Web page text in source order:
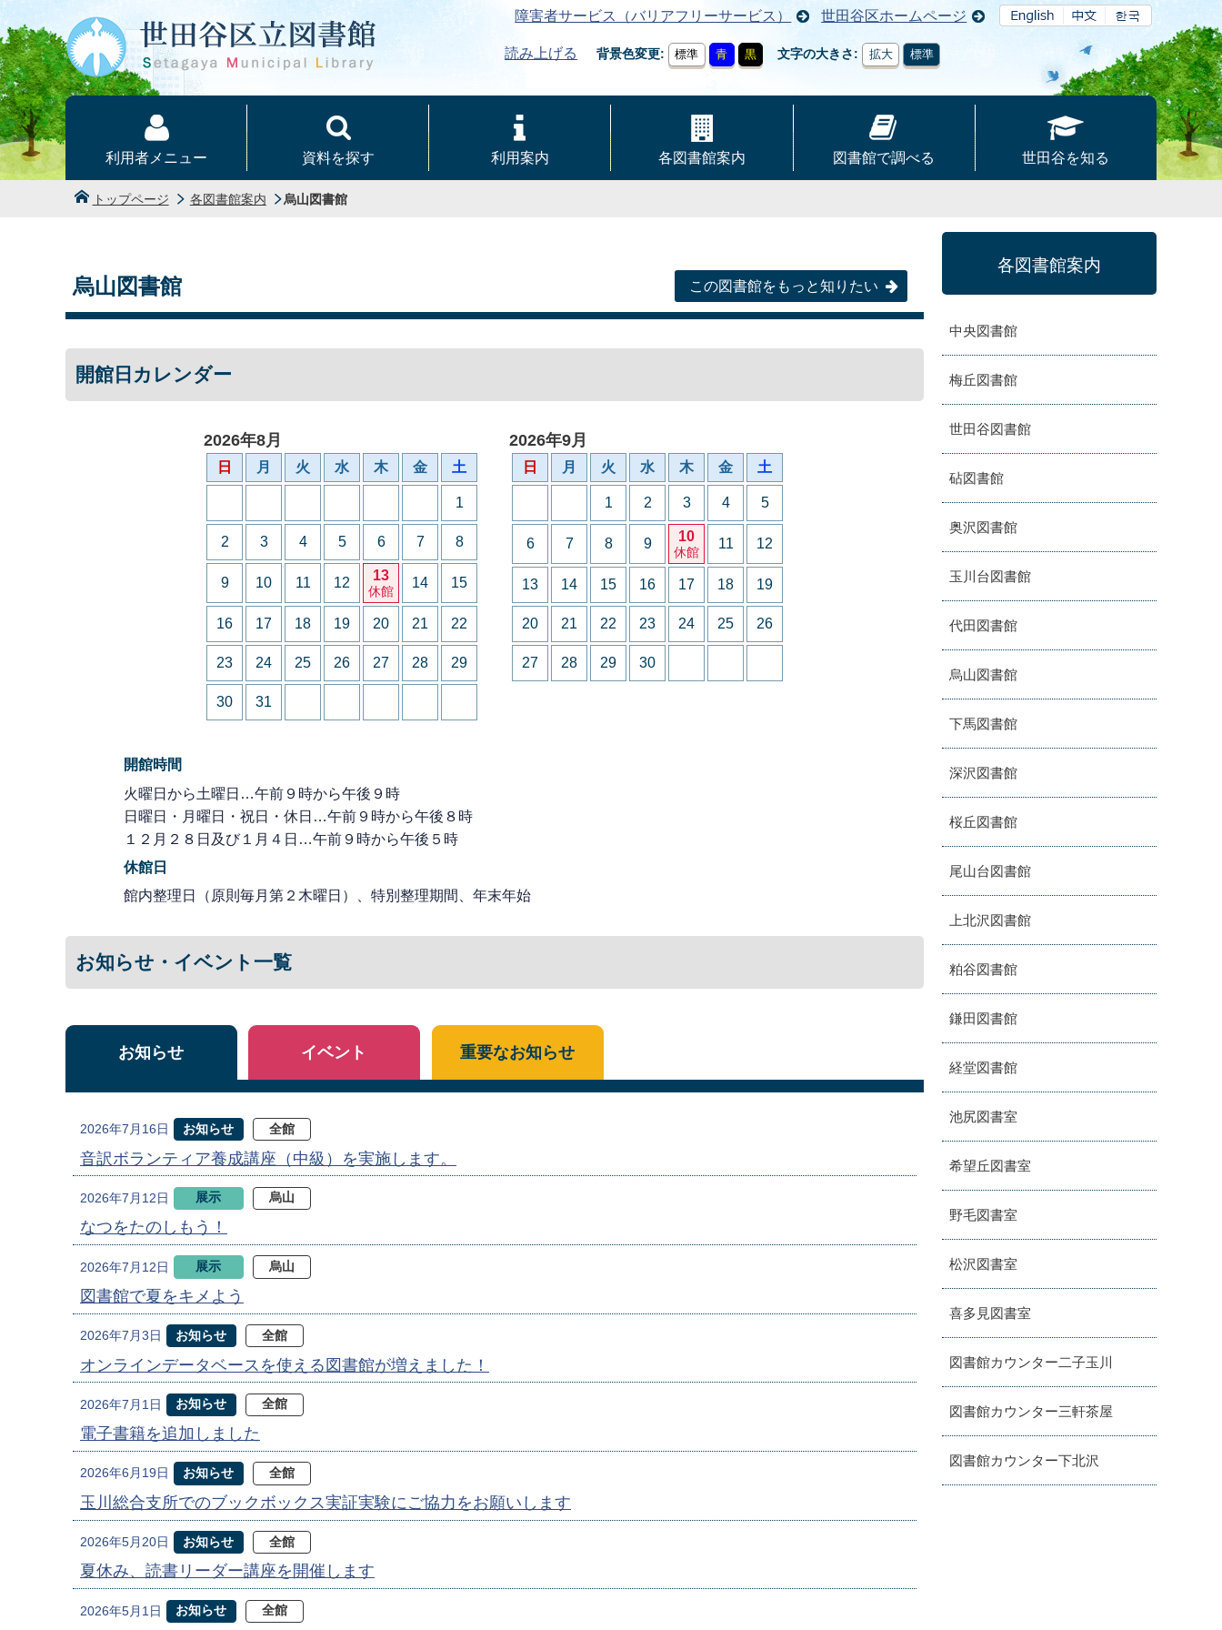
本文へ
障害者サービス（バリアフリーサービス） 世田谷区ホームページ
読み上げる 背景色変更 標準 青 黒 文字の大きさ 拡大 標準
利用者メニュー 資料を探す 利用案内 各図書館案内 図書館で調べる 世田谷を知る
トップページ 各図書館案内 烏山図書館
烏山図書館 この図書館をもっと知りたい
開館日カレンダー
2026年8月
日 月 火 水 木 金 土
1
2 3 4 5 6 7 8
9 10 11 12 13
休館
14 15
16 17 18 19 20 21 22
23 24 25 26 27 28 29
30 31
2026年9月
日 月 火 水 木 金 土
1 2 3 4 5
6 7 8 9 10
休館
11 12
13 14 15 16 17 18 19
20 21 22 23 24 25 26
27 28 29 30
開館時間
火曜日から土曜日…午前９時から午後９時
日曜日・月曜日・祝日・休日…午前９時から午後８時
１２月２８日及び１月４日…午前９時から午後５時
休館日
館内整理日（原則毎月第２木曜日）、特別整理期間、年末年始
お知らせ・イベント一覧
お知らせ
2026年7月16日 お知らせ 全館
音訳ボランティア養成講座（中級）を実施します。
2026年7月12日 展示 烏山
なつをたのしもう！
2026年7月12日 展示 烏山
図書館で夏をキメよう
2026年7月3日 お知らせ 全館
オンラインデータベースを使える図書館が増えました！
2026年7月1日 お知らせ 全館
電子書籍を追加しました
2026年6月19日 お知らせ 全館
玉川総合支所でのブックボックス実証実験にご協力をお願いします
2026年5月20日 お知らせ 全館
夏休み、読書リーダー講座を開催します
2026年5月1日 お知らせ 全館
イベント 重要なお知らせ
各図書館案内
中央図書館
梅丘図書館
世田谷図書館
砧図書館
奥沢図書館
玉川台図書館
代田図書館
烏山図書館
下馬図書館
深沢図書館
桜丘図書館
尾山台図書館
上北沢図書館
粕谷図書館
鎌田図書館
経堂図書館
池尻図書室
希望丘図書室
野毛図書室
松沢図書室
喜多見図書室
図書館カウンター二子玉川
図書館カウンター三軒茶屋
図書館カウンター下北沢